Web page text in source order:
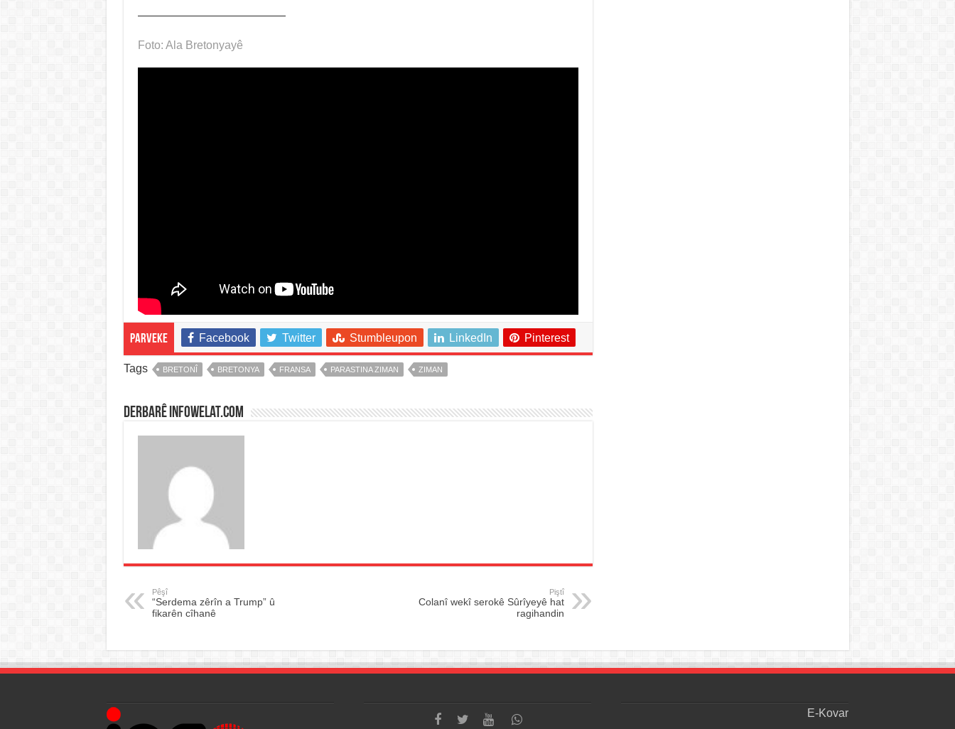
—————————————
Foto: Ala Bretonyayê
Parveke Facebook Twitter Stumbleupon LinkedIn Pinterest
Tags BRETONÎ BRETONYA FRANSA PARASTINA ZIMAN ZIMAN
Derbarê infowelat.com
Pêşî
“Serdema zêrîn a Trump” û
fikarên cîhanê
Piştî
Colanî wekî serokê Sûrîyeyê hat
ragihandin
E-Kovar